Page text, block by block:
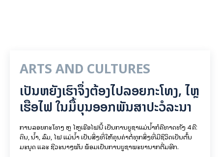
ARTS AND CULTURES
ເປັນ​ຫຍັງ​ເຮົາ​ຈຶ່ງ​ຕ້ອງ​ໄປລອຍ​ກະ​ໂທງ, ໄຫຼ​
ເຮືອ​ໄຟ ໃນ​ມື້​​ບຸນ​ອອກ​ພັນ​ສາ​ປະ​ວໍ​ລະ​ນາ
ການລອຍ​ກະ​ໂທງ ຫຼື ໄຫຼເຮືອໄຟນີ້ ເປັນການບູຊາແມ່ນໍ້າກໍຄືທາດທັງ 4 ຄື:
ດິນ, ນໍ້າ, ລົມ, ໄຟ ແມ່ນໍ້າ ເປັນສິ່ງທີ່ໃຫ້ຄຸນຄ່າຕໍ່ທຸກສິ່ງທີ່ມີຊີວິດເປັນຕົ້ນ
ມະນຸດ ແລະ ຊີວະນາໆພັນ ພ້ອມເປັນການບູຊາພະຍານາກຕື່ມອີກ.